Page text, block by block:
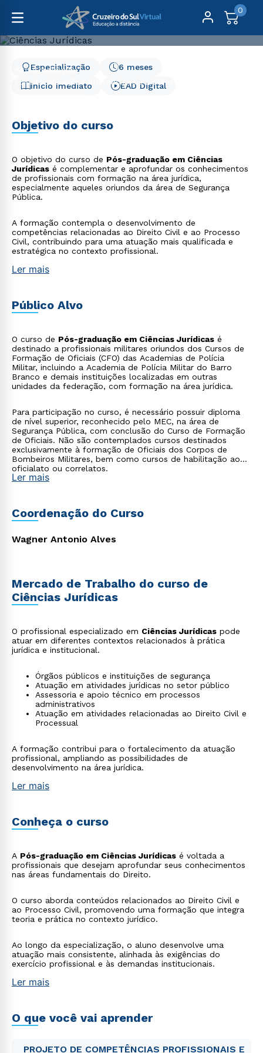
0
Pós-Graduação
Direito, Relações Internacionais e Ciência Política
Ciências Jurídicas
Início Imediato
6 meses
Especialização
EAD Digital
Objetivo do curso
O objetivo do curso de Pós-graduação em Ciências
Jurídicas é complementar e aprofundar os conhecimentos
de profissionais com formação na área jurídica,
especialmente aqueles oriundos da área de Segurança
Pública.
A formação contempla o desenvolvimento de
competências relacionadas ao Direito Civil e ao Processo
Civil, contribuindo para uma atuação mais qualificada e
estratégica no contexto profissional.
Ler mais
Público Alvo
O curso de Pós-graduação em Ciências Jurídicas é
destinado a profissionais militares oriundos dos Cursos de
Formação de Oficiais (CFO) das Academias de Polícia
Militar, incluindo a Academia de Polícia Militar do Barro
Branco e demais instituições localizadas em outras
unidades da federação, com formação na área jurídica.
Para participação no curso, é necessário possuir diploma
de nível superior, reconhecido pelo MEC, na área de
Segurança Pública, com conclusão do Curso de Formação
de Oficiais. Não são contemplados cursos destinados
exclusivamente à formação de Oficiais dos Corpos de
Bombeiros Militares, bem como cursos de habilitação ao
oficialato ou correlatos.
Ler mais
Coordenação do Curso
Wagner Antonio Alves
Mercado de Trabalho do curso de
Ciências Jurídicas
O profissional especializado em Ciências Jurídicas pode
atuar em diferentes contextos relacionados à prática
jurídica e institucional.
Órgãos públicos e instituições de segurança
Atuação em atividades jurídicas no setor público
Assessoria e apoio técnico em processos
administrativos
Atuação em atividades relacionadas ao Direito Civil e
Processual
A formação contribui para o fortalecimento da atuação
profissional, ampliando as possibilidades de
desenvolvimento na área jurídica.
Ler mais
Conheça o curso
A Pós-graduação em Ciências Jurídicas é voltada a
profissionais que desejam aprofundar seus conhecimentos
nas áreas fundamentais do Direito.
O curso aborda conteúdos relacionados ao Direito Civil e
ao Processo Civil, promovendo uma formação que integra
teoria e prática no contexto jurídico.
Ao longo da especialização, o aluno desenvolve uma
atuação mais consistente, alinhada às exigências do
exercício profissional e às demandas institucionais.
Ler mais
O que você vai aprender
PROJETO DE COMPETÊNCIAS PROFISSIONAIS E